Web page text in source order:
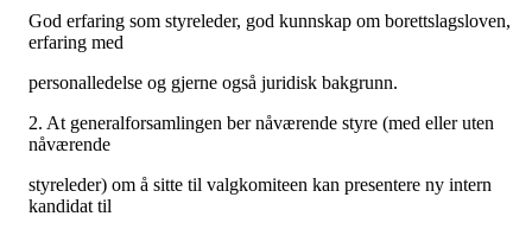
God erfaring som styreleder, god kunnskap om borettslagsloven,
erfaring med
personalledelse og gjerne også juridisk bakgrunn.
2. At generalforsamlingen ber nåværende styre (med eller uten
nåværende
styreleder) om å sitte til valgkomiteen kan presentere ny intern
kandidat til